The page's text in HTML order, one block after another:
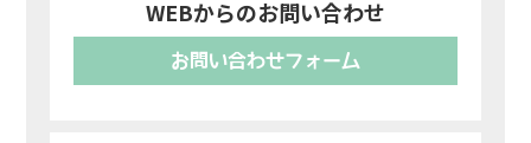
WEBからのお問い合わせ
お問い合わせフォーム